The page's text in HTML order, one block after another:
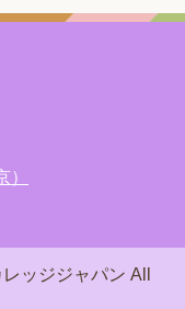
ッジジャパン All